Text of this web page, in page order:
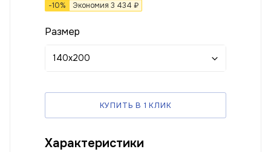
-10% Экономия 3 434 ₽
Размер
140x200
КУПИТЬ В 1 КЛИК
Характеристики